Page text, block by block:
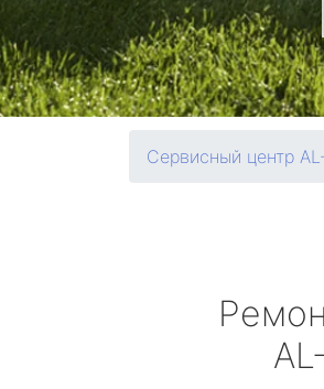
Сервисный центр